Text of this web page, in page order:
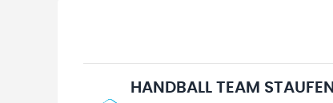
HANDBALL TEAM STAUFEN